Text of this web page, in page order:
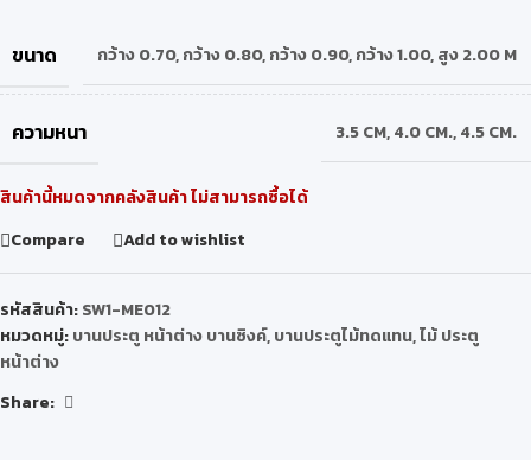
ขนาด กว้าง 0.70,กว้าง 0.80,กว้าง 0.90,กว้าง 1.00,สูง 2.00 M
ความหนา 3.5 CM,4.0 CM.,4.5 CM.
สินค้านี้หมดจากคลังสินค้า ไม่สามารถซื้อได้
Compare
Add to wishlist
รหัสสินค้า:SW1-ME012
หมวดหมู่:บานประตู หน้าต่าง บานซิงค์,บานประตูไม้ทดแทน,ไม้ ประตู
หน้าต่าง
Share: